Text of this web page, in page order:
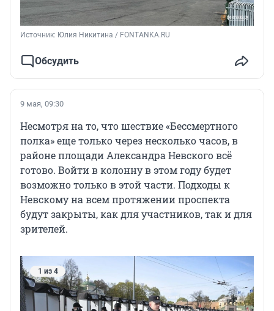
Источник: Юлия Никитина / FONTANKA.RU
Обсудить
9 мая, 09:30
Несмотря на то, что шествие «Бессмертного
полка» еще только через несколько часов, в
районе площади Александра Невского всё
готово. Войти в колонну в этом году будет
возможно только в этой части. Подходы к
Невскому на всем протяжении проспекта
будут закрыты, как для участников, так и для
зрителей.
1 из 4